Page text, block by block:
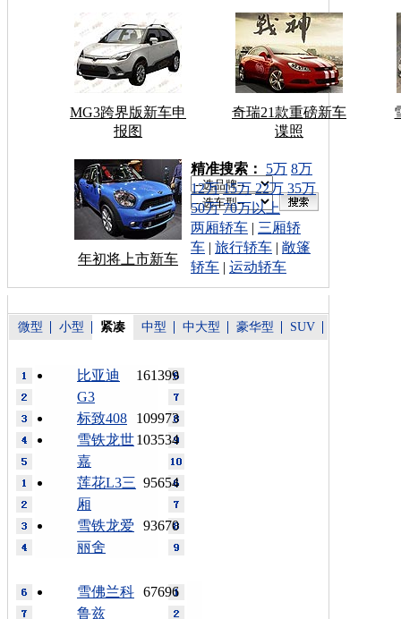
MG3跨界版新车申
报图
奇瑞21款重磅新车
谍照
年初将上市新车
车型搜索：
精准搜索： 5万 8万
12万 15万 22万 35万
50万 70万以上
两厢轿车 | 三厢轿
车 | 旅行轿车 | 敞篷
轿车 | 运动轿车
微型 小型 紧凑 中型 中大型 豪华型 SUV
161399
比亚迪
G3
109973
标致408
103534
雪铁龙世
嘉
95654
莲花L3三
厢
93670
雪铁龙爱
丽舍
67696
雪佛兰科
鲁兹